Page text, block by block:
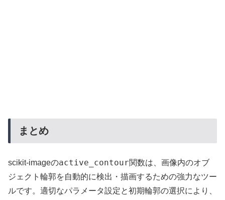
まとめ
scikit-imageのactive_contour関数は、画像内のオブ
ジェクト輪郭を自動的に検出・描画するための強力なツー
ルです。適切なパラメータ設定と初期輪郭の選択により、